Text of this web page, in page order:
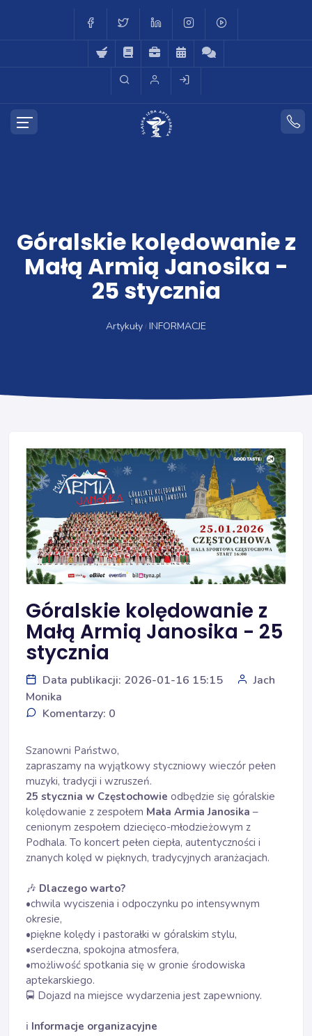
Góralskie kolędowanie z
Małą Armią Janosika -
25 stycznia
Artykuły INFORMACJE
Góralskie kolędowanie z
Małą Armią Janosika - 25
stycznia
Data publikacji: 2026-01-16 15:15
Jach
Monika
Komentarzy: 0
Szanowni Państwo,
zapraszamy na wyjątkowy styczniowy wieczór pełen
muzyki, tradycji i wzruszeń.
25 stycznia w Częstochowie odbędzie się góralskie
kolędowanie z zespołem Mała Armia Janosika –
cenionym zespołem dziecięco-młodzieżowym z
Podhala. To koncert pełen ciepła, autentyczności i
znanych kolęd w pięknych, tradycyjnych aranżacjach.
🎶 Dlaczego warto?
•chwila wyciszenia i odpoczynku po intensywnym
okresie,
•piękne kolędy i pastorałki w góralskim stylu,
•serdeczna, spokojna atmosfera,
•możliwość spotkania się w gronie środowiska
aptekarskiego.
🚍 Dojazd na miejsce wydarzenia jest zapewniony.
ℹ️ Informacje organizacyjne